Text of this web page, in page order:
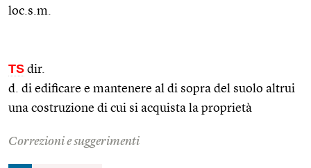
loc.s.m.
TS dir.
d. di edificare e mantenere al di sopra del suolo altrui
una costruzione di cui si acquista la proprietà
Correzioni e suggerimenti